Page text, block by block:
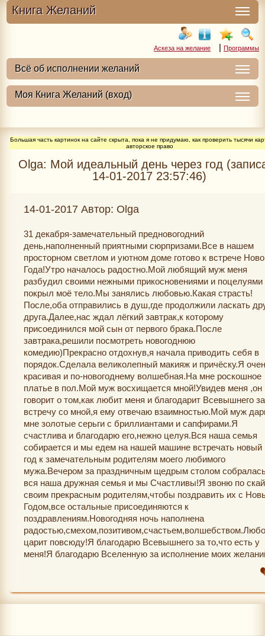
Книга Желаний
Аскеза на желание | Программы
Большая часть картинок на сайте скрыта, пока я не придумаю, как проверить тысячи
авторское право
Olga: Мой идеальный день через год
14-01-2017 23:57:46)
14-01-2017 Автор: Olga
31 декабря-замечательный предновогодний
день,наполненный приятными сюрпризами.Все в нашем
просторном светлом и уютном доме готово к встрече
Года!Утро началось радостно.Мой любящий муж меня
разбудил своими нежными прикосновениями и поцелуями
покрыл моё тело.Мы занялись любовью.Какая страсть!
После,оба отправились в душ,где продолжили ласкать
друга.Далее,нас ждал лёгкий завтрак,к которому
присоединился мой сын от первого брака.После
завтрака,решили посмотреть новогоднюю
комедию)Прекрасно отдохнув,я начала приводить себя в
порядок.Сделала великолепный макияж и причёску.Я
красивая и по-новогоднему волшебная.На мне роскошное
платье в пол.Мой муж восхищается мной!Увидев меня ,он
говорит о том,как любит меня и благодарит Всевышнего за
встречу со мной,я ему отвечаю взаимностью.Мой муж
мне золотые серьги с бриллиантами и сапфирами.Я
счастлива и благодарю его,нежно целуя.Вся наша семья
собирается и мы едем на нашей машине встречать новый
год к замечательным родителям моего любимого
мужа.Вечером за праздничным щедрым столом
вся наша дружная семья и мы Счастливы!Я звоню по
своим прекрасным родителям,чтобы поздравить их с
Годом,все остальные присоединяются к
поздравлениям.Новогодняя ночь наполнена
царит повсюду!Я благодарю Всевышнего за то,что есть у
меня!Я благодарю Вселенную за исполнение моих